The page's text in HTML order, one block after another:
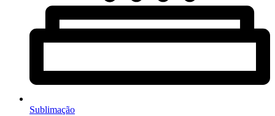
Sublimação